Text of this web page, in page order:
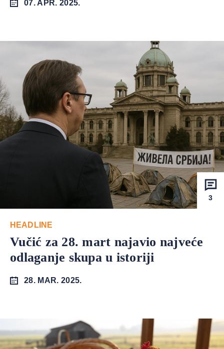
07. APR. 2025.
3
HEADLINE
Vučić za 28. mart najavio najveće
odlaganje skupa u istoriji
28. MAR. 2025.